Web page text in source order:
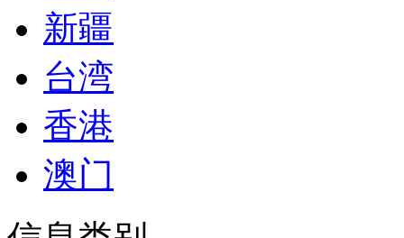
新疆
台湾
香港
澳门